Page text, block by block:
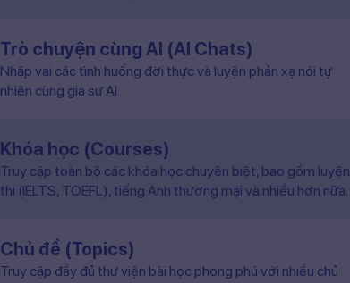
Trò chuyện cùng AI (AI Chats)
Nhập vai các tình huống đời thực và luyện phản xạ nói tự
nhiên cùng gia sư AI.
Khóa học (Courses)
Truy cập toàn bộ các khóa học chuyên biệt, bao gồm luyện
thi (IELTS, TOEFL), tiếng Anh thương mại và nhiều hơn nữa.
Chủ đề (Topics)
Truy cập đầy đủ thư viện bài học phong phú với nhiều chủ